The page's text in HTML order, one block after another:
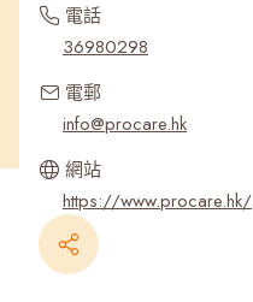
電話
36980298
電郵
info@procare.hk
網站
https://www.procare.hk/